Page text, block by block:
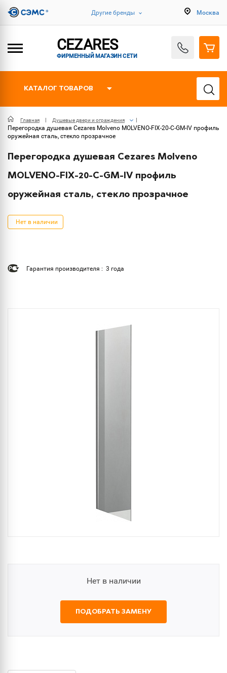
Другие бренды Москва
CEZARES
ФИРМЕННЫЙ МАГАЗИН СЕТИ
КАТАЛОГ ТОВАРОВ
Главная Душевые двери и ограждения
Перегородка душевая Cezares Molveno MOLVENO-FIX-20-C-GM-IV профиль
оружейная сталь, стекло прозрачное
Перегородка душевая Cezares Molveno
MOLVENO-FIX-20-C-GM-IV профиль
оружейная сталь, стекло прозрачное
Нет в наличии
Гарантия производителя : 3 года
Нет в наличии
ПОДОБРАТЬ ЗАМЕНУ